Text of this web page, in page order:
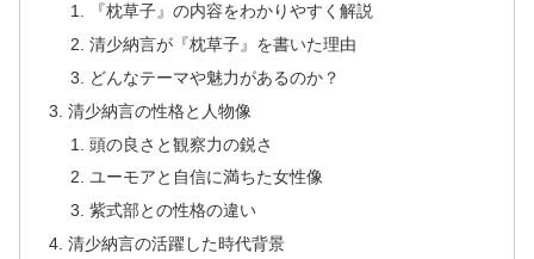
『枕草子』の内容をわかりやすく解説
清少納言が『枕草子』を書いた理由
どんなテーマや魅力があるのか？
清少納言の性格と人物像
頭の良さと観察力の鋭さ
ユーモアと自信に満ちた女性像
紫式部との性格の違い
清少納言の活躍した時代背景